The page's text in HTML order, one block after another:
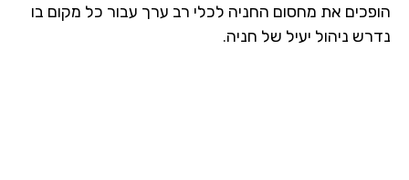
את מחסום החניה לכלי רב ערך עבור כל מקום בו
ניהול יעיל של חניה.